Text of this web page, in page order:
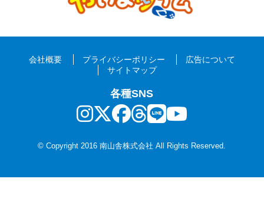
会社概要 プライバシーポリシー
広告について
サイトマップ
各種SNS
© Copyright 2016 南山舎株式会社 All Rights Reserved.